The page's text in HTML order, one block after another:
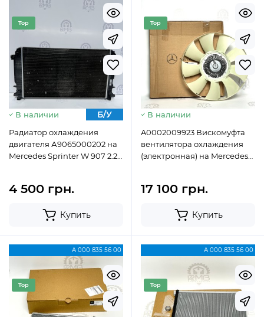
Top
В наличии Б/У
Радиатор охлаждения
двигателя А9065000202 на
Mercedes Sprinter W 907 2.2
4 500 грн.
Купить
Top
В наличии
A0002009923 Вискомуфта
вентилятора охлаждения
(электронная) на Mercedes
17 100 грн.
Купить
A 000 835 56 00
Top
A 000 835 56 00
Top